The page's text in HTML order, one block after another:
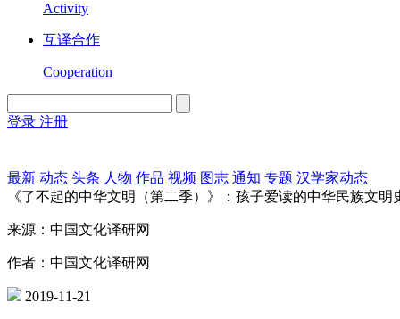
Activity
互译合作
Cooperation
登录 注册
最新 动态 头条 人物 作品 视频 图志 通知 专题 汉学家动态
《了不起的中华文明（第二季）》：孩子爱读的中华民族文明
来源：中国文化译研网
作者：中国文化译研网
2019-11-21